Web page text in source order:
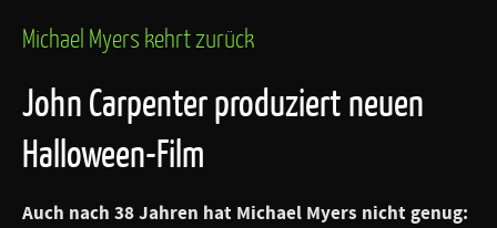
Michael Myers kehrt zurück
John Carpenter produziert neuen
Halloween-Film
Auch nach 38 Jahren hat Michael Myers nicht genug: